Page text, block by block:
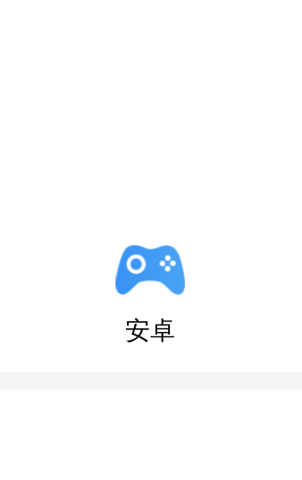
安卓